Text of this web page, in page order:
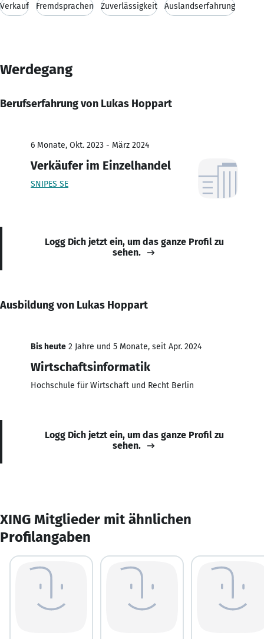
Verkauf Fremdsprachen Zuverlässigkeit Auslandserfahrung
Werdegang
Berufserfahrung von Lukas Hoppart
6 Monate, Okt. 2023 - März 2024
Verkäufer im Einzelhandel
SNIPES SE
Logg Dich jetzt ein, um das ganze Profil zu
sehen.
Ausbildung von Lukas Hoppart
Bis heute 2 Jahre und 5 Monate, seit Apr. 2024
Wirtschaftsinformatik
Hochschule für Wirtschaft und Recht Berlin
Logg Dich jetzt ein, um das ganze Profil zu
sehen.
XING Mitglieder mit ähnlichen
Profilangaben